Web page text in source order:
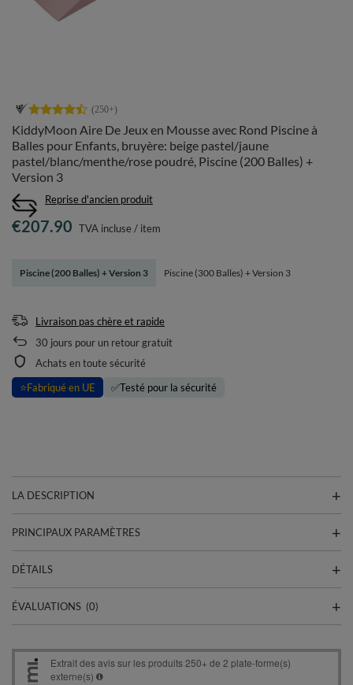
KiddyMoon Aire De Jeux en Mousse avec Rond Piscine à
Balles pour Enfants, bruyère: beige pastel/jaune
pastel/blanc/menthe/rose poudré, Piscine (200 Balles) +
Version 3
Reprise d'ancien produit
Piscine (200 Balles) + Version 3 Piscine (300 Balles) + Version 3
€207.90 TVA incluse/ item
Livraison pas chère et rapide
30 jours pour un retour gratuit
Achats en toute sécurité
⭐Fabriqué en UE ✅Testé pour la sécurité
LA DESCRIPTION
PRINCIPAUX PARAMÈTRES
DÉTAILS
ÉVALUATIONS (0)